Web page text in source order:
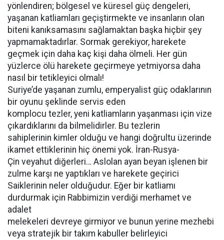
yönlendiren; bölgesel ve küresel güç dengeleri,
yaşanan katliamları geçiştirmekte ve insanların olan
biteni kanıksamasını sağlamaktan başka hiçbir şey
yapmamaktadırlar. Sormak gerekiyor, harekete
geçmek için daha kaç kişi daha ölmeli. Her gün
yüzlerce ölü harekete geçirmeye yetmiyorsa daha
nasıl bir tetikleyici olmalı!
Suriye’de yaşanan zumlu, emperyalist güç odaklarının
bir oyunu şeklinde servis eden
komplocu tezler, yeni katliamların yaşanması için vize
çıkardıklarını da bilmelidirler. Bu tezlerin
sahiplerinin kimler olduğu ve hangi doğrultu üzerinde
ikamet ettiklerinin hiç önemi yok. İran-Rusya-
Çin veyahut diğerleri… Aslolan ayan beyan işlenen bir
zulme karşı ne yaptıkları ve harekete geçirici
Saiklerinin neler olduğudur. Eğer bir katliamı
durdurmak için Rabbimizin verdiği merhamet ve
adalet
melekeleri devreye girmiyor ve bunun yerine mezhebi
veya stratejik bir takım kabuller belirleyici